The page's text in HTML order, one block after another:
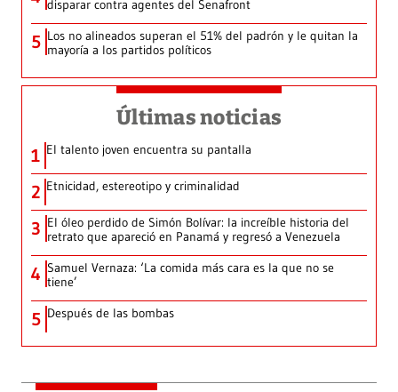
disparar contra agentes del Senafront
5 Los no alineados superan el 51% del padrón y le quitan la
mayoría a los partidos políticos
Últimas noticias
1 El talento joven encuentra su pantalla​
2 Etnicidad, estereotipo y criminalidad
3 El óleo perdido de Simón Bolívar: la increíble historia del
retrato que apareció en Panamá y regresó a Venezuela
4 Samuel Vernaza: ‘La comida más cara es la que no se
tiene’
5 Después de las bombas